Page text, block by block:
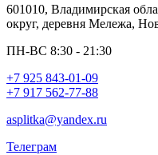
601010, Владимирская
округ, деревня Мележа,
ПН-ВС 8:30 - 21:30
+7 925 843-01-09
+7 917 562-77-88
asplitka@yandex.ru
Телеграм